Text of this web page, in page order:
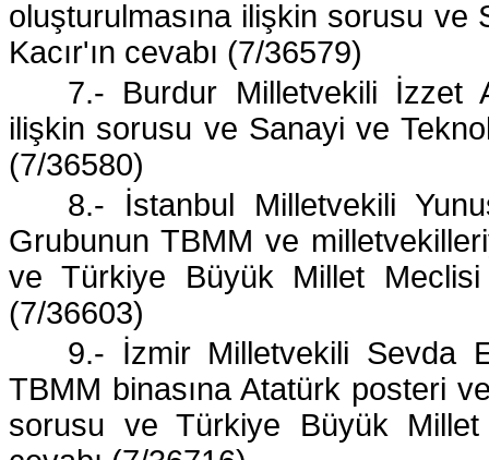
oluşturulmasına ilişkin sorusu ve
Kacır'ın cevabı (7/36579)
7.- Burdur Milletvekili İzzet
ilişkin sorusu ve Sanayi ve
(7/36580)
8.- İstanbul Milletvekili
Grubunun TBMM ve
ve Türkiye Büyük Millet
(7/36603)
9.- İzmir Milletvekili Sevda
TBMM binasına Atatürk posteri
sorusu ve Türkiye Büyük